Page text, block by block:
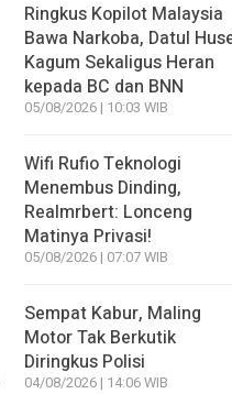
Ringkus Kopilot Malaysia
Bawa Narkoba, Datul
Kagum Sekaligus Heran
kepada BC dan BNN
05/08/2026 | 10:03 WIB
Wifi Rufio Teknologi
Menembus Dinding,
Realmrbert: Lonceng
Matinya Privasi!
05/08/2026 | 07:07 WIB
Sempat Kabur, Maling
Motor Tak Berkutik
Diringkus Polisi
04/08/2026 | 14:06 WIB